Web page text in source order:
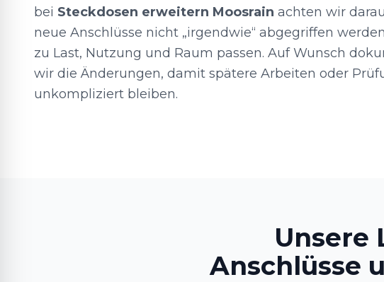
bei Steckdosen erweitern Moosrain achten wir
neue Anschlüsse nicht „irgendwie“ abgegriffen
zu Last, Nutzung und Raum passen. Auf Wunsch
wir die Änderungen, damit spätere Arbeiten oder
unkompliziert bleiben.
Unsere
Anschlüsse